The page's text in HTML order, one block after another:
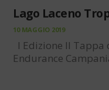
Lago Laceno
10 MAGGIO 2019
I Edizione II Tappa
Endurance
LACENOLANDIA
SKI